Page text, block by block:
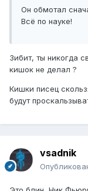
Он обмотал
Всё по науке!
Зибит, ты никогда
кишок не делал ?
Кишки писец
будут
vsadnik